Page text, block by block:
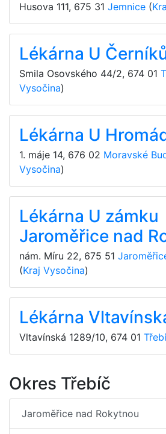
Husova 111, 675 31 Jemnice (
Lékárna U
Smila Osovského 44/2, 674 01
Vysočina)
Lékárna U
1. máje 14, 676 02 Moravské
Vysočina)
Lékárna U zámku
Jaroměřice nad
nám. Míru 22, 675 51
(Kraj Vysočina)
Lékárna
Vltavínská 1289/10, 674 01
Okres Třebíč
Jaroměřice nad Rokytnou